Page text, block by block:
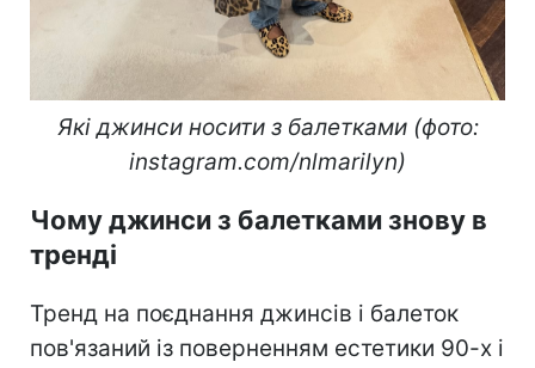
Які джинси носити з балетками (фото:
instagram.com/nlmarilyn)
Чому джинси з балетками знову в
тренді
Тренд на поєднання джинсів і балеток
пов'язаний із поверненням естетики 90-х і